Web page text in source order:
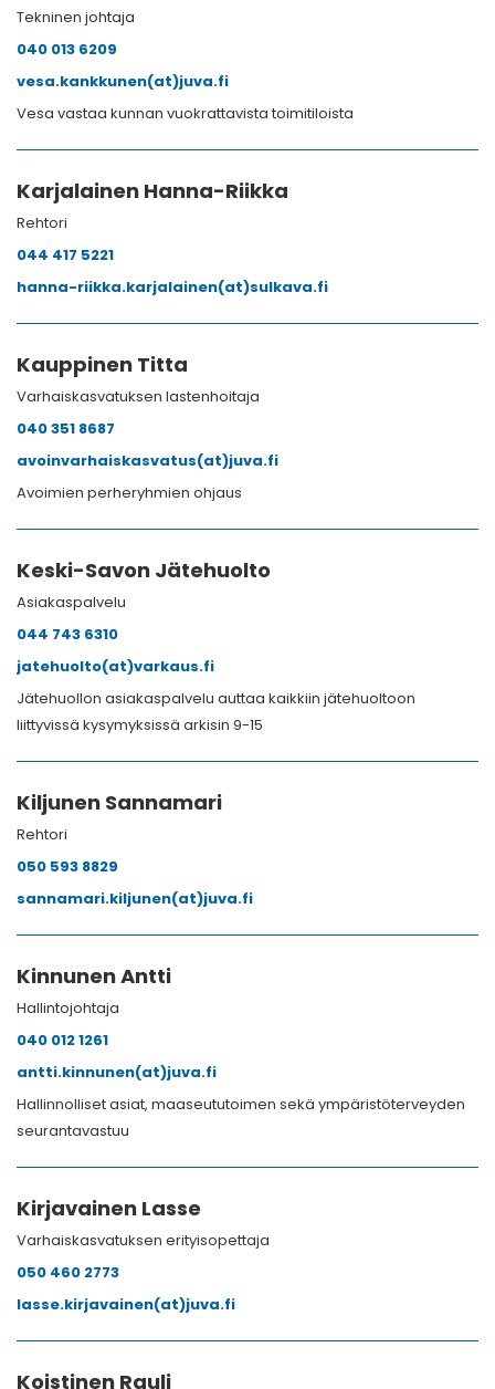
Tekninen johtaja
040 013 6209
vesa.kankkunen(at)juva.fi
Vesa vastaa kunnan vuokrattavista toimitiloista
Karjalainen Hanna-Riikka
Rehtori
044 417 5221
hanna-riikka.karjalainen(at)sulkava.fi
Kauppinen Titta
Varhaiskasvatuksen lastenhoitaja
040 351 8687
avoinvarhaiskasvatus(at)juva.fi
Avoimien perheryhmien ohjaus
Keski-Savon Jätehuolto
Asiakaspalvelu
044 743 6310
jatehuolto(at)varkaus.fi
Jätehuollon asiakaspalvelu auttaa kaikkiin jätehuoltoon
liittyvissä kysymyksissä arkisin 9-15
Kiljunen Sannamari
Rehtori
050 593 8829
sannamari.kiljunen(at)juva.fi
Kinnunen Antti
Hallintojohtaja
040 012 1261
antti.kinnunen(at)juva.fi
Hallinnolliset asiat, maaseututoimen sekä ympäristöterveyden
seurantavastuu
Kirjavainen Lasse
Varhaiskasvatuksen erityisopettaja
050 460 2773
lasse.kirjavainen(at)juva.fi
Koistinen Rauli